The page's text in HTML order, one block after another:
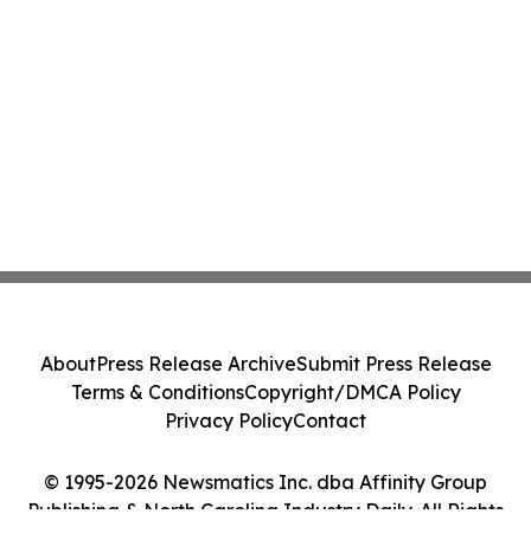
© 1995-2026 Newsmatics Inc. dba Affinity Group
Publishing & North Carolina Industry Daily. All Rights
AboutPress Release ArchiveSubmit Press Release
Terms & ConditionsCopyright/DMCA Policy
Privacy PolicyContact